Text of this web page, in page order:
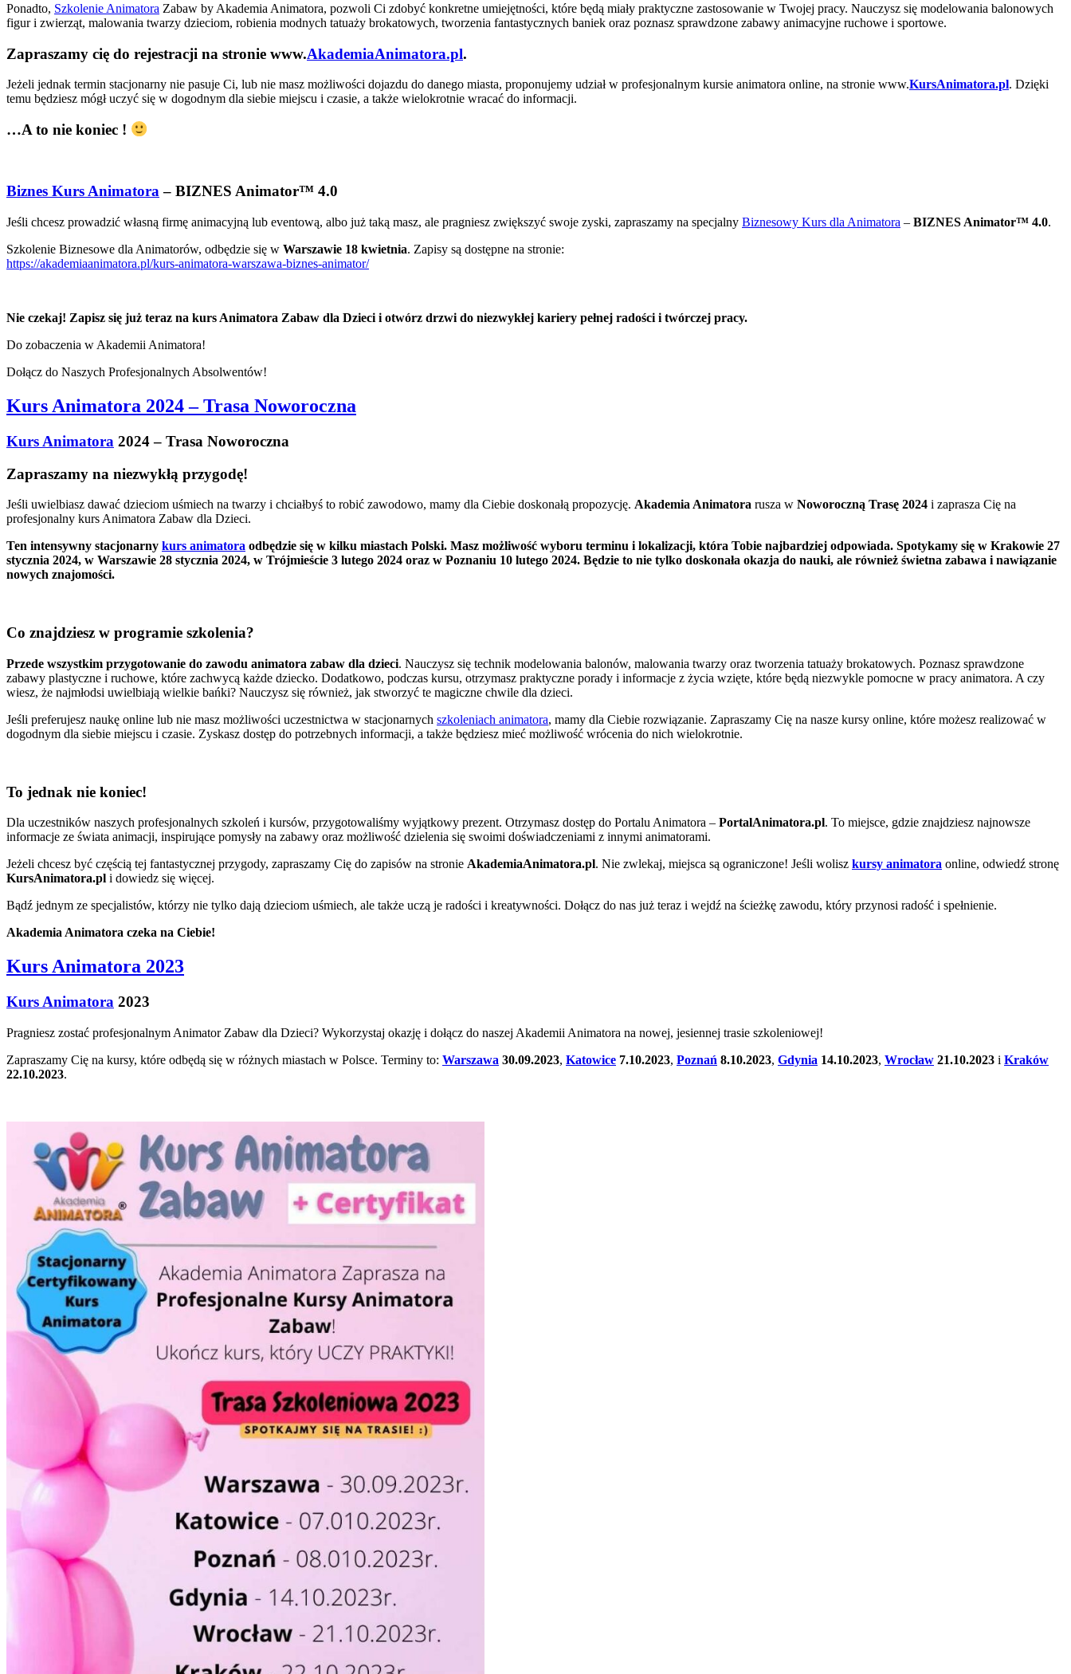
Ponadto, Szkolenie Animatora Zabaw by Akademia Animatora, pozwoli Ci zdobyć konkretne umiejętności, które będą miały praktyczne zastosowanie w Twojej pracy. Nauczysz się modelowania balonowych
figur i zwierząt, malowania twarzy dzieciom, robienia modnych tatuaży brokatowych, tworzenia fantastycznych baniek oraz poznasz sprawdzone zabawy animacyjne ruchowe i sportowe.
Zapraszamy cię do rejestracji na stronie www.AkademiaAnimatora.pl.
Jeżeli jednak termin stacjonarny nie pasuje Ci, lub nie masz możliwości dojazdu do danego miasta, proponujemy udział w profesjonalnym kursie animatora online, na stronie www.KursAnimatora.pl. Dzięki
temu będziesz mógł uczyć się w dogodnym dla siebie miejscu i czasie, a także wielokrotnie wracać do informacji.
…A to nie koniec !
Biznes Kurs Animatora– BIZNES Animator™ 4.0
Jeśli chcesz prowadzić własną firmę animacyjną lub eventową, albo już taką masz, ale pragniesz zwiększyć swoje zyski, zapraszamy na specjalny Biznesowy Kurs dla Animatora – BIZNES Animator™ 4.0.
Szkolenie Biznesowe dla Animatorów, odbędzie się w Warszawie 18 kwietnia. Zapisy są dostępne na stronie:
https://akademiaanimatora.pl/kurs-animatora-warszawa-biznes-animator/
Nie czekaj! Zapisz się już teraz na kurs Animatora Zabaw dla Dzieci i otwórz drzwi do niezwykłej kariery pełnej radości i twórczej pracy.
Do zobaczenia w Akademii Animatora!
Dołącz do Naszych Profesjonalnych Absolwentów!
Kurs Animatora 2024 – Trasa Noworoczna
Kurs Animatora 2024 – Trasa Noworoczna
Zapraszamy na niezwykłą przygodę!
Jeśli uwielbiasz dawać dzieciom uśmiech na twarzy i chciałbyś to robić zawodowo, mamy dla Ciebie doskonałą propozycję. Akademia Animatora rusza w Noworoczną Trasę 2024 i zaprasza Cię na
profesjonalny kurs Animatora Zabaw dla Dzieci.
Ten intensywny stacjonarny kurs animatora odbędzie się w kilku miastach Polski. Masz możliwość wyboru terminu i lokalizacji, która Tobie najbardziej odpowiada. Spotykamy się w Krakowie 27
stycznia 2024, w Warszawie 28 stycznia 2024, w Trójmieście 3 lutego 2024 oraz w Poznaniu 10 lutego 2024. Będzie to nie tylko doskonała okazja do nauki, ale również świetna zabawa i nawiązanie
nowych znajomości.
Co znajdziesz w programie szkolenia?
Przede wszystkim przygotowanie do zawodu animatora zabaw dla dzieci. Nauczysz się technik modelowania balonów, malowania twarzy oraz tworzenia tatuaży brokatowych. Poznasz sprawdzone
zabawy plastyczne i ruchowe, które zachwycą każde dziecko. Dodatkowo, podczas kursu, otrzymasz praktyczne porady i informacje z życia wzięte, które będą niezwykle pomocne w pracy animatora. A czy
wiesz, że najmłodsi uwielbiają wielkie bańki? Nauczysz się również, jak stworzyć te magiczne chwile dla dzieci.
Jeśli preferujesz naukę online lub nie masz możliwości uczestnictwa w stacjonarnych szkoleniach animatora, mamy dla Ciebie rozwiązanie. Zapraszamy Cię na nasze kursy online, które możesz realizować w
dogodnym dla siebie miejscu i czasie. Zyskasz dostęp do potrzebnych informacji, a także będziesz mieć możliwość wrócenia do nich wielokrotnie.
To jednak nie koniec!
Dla uczestników naszych profesjonalnych szkoleń i kursów, przygotowaliśmy wyjątkowy prezent. Otrzymasz dostęp do Portalu Animatora – PortalAnimatora.pl. To miejsce, gdzie znajdziesz najnowsze
informacje ze świata animacji, inspirujące pomysły na zabawy oraz możliwość dzielenia się swoimi doświadczeniami z innymi animatorami.
Jeżeli chcesz być częścią tej fantastycznej przygody, zapraszamy Cię do zapisów na stronie AkademiaAnimatora.pl. Nie zwlekaj, miejsca są ograniczone! Jeśli wolisz kursy animatora online, odwiedź stronę
KursAnimatora.pl i dowiedz się więcej.
Bądź jednym ze specjalistów, którzy nie tylko dają dzieciom uśmiech, ale także uczą je radości i kreatywności. Dołącz do nas już teraz i wejdź na ścieżkę zawodu, który przynosi radość i spełnienie.
Akademia Animatora czeka na Ciebie!
Kurs Animatora 2023
Kurs Animatora 2023
Pragniesz zostać profesjonalnym Animator Zabaw dla Dzieci? Wykorzystaj okazję i dołącz do naszej Akademii Animatora na nowej, jesiennej trasie szkoleniowej!
Zapraszamy Cię na kursy, które odbędą się w różnych miastach w Polsce. Terminy to: Warszawa 30.09.2023, Katowice 7.10.2023, Poznań 8.10.2023, Gdynia 14.10.2023, Wrocław 21.10.2023 i Kraków
22.10.2023.